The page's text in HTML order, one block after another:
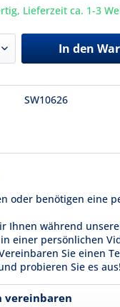
Lieferzeit ca. 1-3
In den
SW10626
oder benötigen eine
Ihnen während
einer persönlichen
Sie einen
probieren Sie es aus!
vereinbaren